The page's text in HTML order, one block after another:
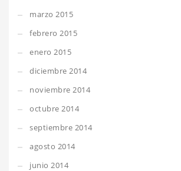
marzo 2015
febrero 2015
enero 2015
diciembre 2014
noviembre 2014
octubre 2014
septiembre 2014
agosto 2014
junio 2014